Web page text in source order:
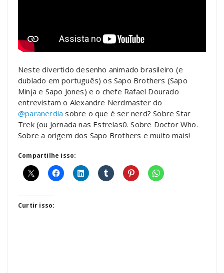
Neste divertido desenho animado brasileiro (e
dublado em português) os Sapo Brothers (Sapo
Minja e Sapo Jones) e o chefe Rafael Dourado
entrevistam o Alexandre Nerdmaster do
‪@paranerdia‬ sobre o que é ser nerd? Sobre Star
Trek (ou Jornada nas Estrelas0. Sobre Doctor Who.
Sobre a origem dos Sapo Brothers e muito mais!
Compartilhe isso:
Curtir isso: